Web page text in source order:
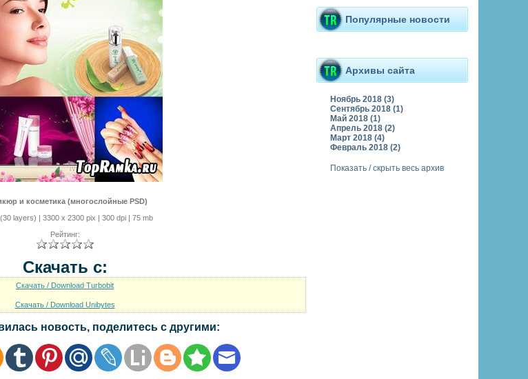
и косметика (многослойные PSD)
layers) | 3300 x 2300 pix | 300 dpi | 75 mb
Рейтинг:
Скачать с:
Скачать / Download Turbobit
Скачать / Download Unibytes
новость, поделитесь с другими:
Популярные новости
Архивы сайта
Ноябрь 2018 (3)
Сентябрь 2018 (1)
Май 2018 (1)
Апрель 2018 (2)
Март 2018 (4)
Февраль 2018 (2)
Показать / скрыть весь архив